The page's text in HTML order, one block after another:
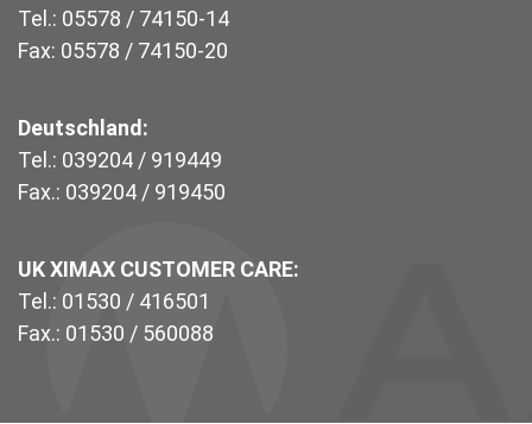
Tel.: 05578 / 74150-14
Fax: 05578 / 74150-20
Deutschland:
Tel.: 039204 / 919449
Fax.: 039204 / 919450
UK XIMAX CUSTOMER CARE:
Tel.: 01530 / 416501
Fax.: 01530 / 560088